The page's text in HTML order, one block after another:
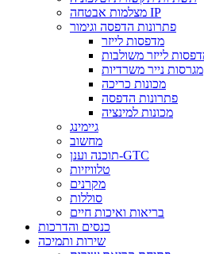
מצלמות אבטחה IP
פתרונות הדפסה וגימור
מדפסות לייזר
מגרסות נייר משרדיות
מכונות כריכה
פתרונות הדפסה
מכונות למינציה
גיימינג
מחשוב
תוכנה וענן-GTC
טלוויזיות
מקרנים
סוללות
בריאות ואיכות חיים
כנסים והדרכות
שירות ותמיכה